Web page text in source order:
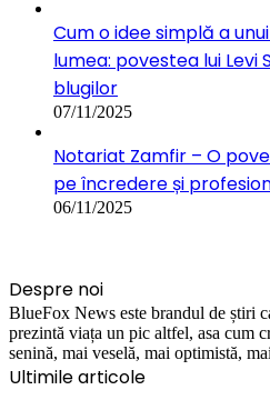
Cum o idee simplă a
lumea: povestea lui Levi
blugilor
07/11/2025
Notariat Zamfir – O
pe încredere și
06/11/2025
Despre noi
BlueFox News este brandul de știri
prezintă viața un pic altfel, asa cum
senină, mai veselă, mai optimistă,
Ultimile articole